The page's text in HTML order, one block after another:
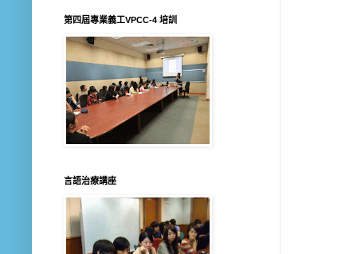
第四屆專業義工VPCC-4 培訓
言語治療講座